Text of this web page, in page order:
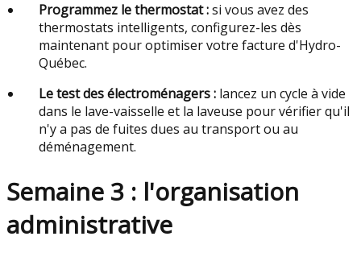
Programmez le thermostat :si vous avez des
thermostats intelligents, configurez-les dès
maintenant pour optimiser votre facture d'Hydro-
Québec.
Le test des électroménagers : lancez un cycle à vide
dans le lave-vaisselle et la laveuse pour vérifier qu'il
n'y a pas de fuites dues au transport ou au
déménagement.
Semaine 3 : l'organisation
administrative